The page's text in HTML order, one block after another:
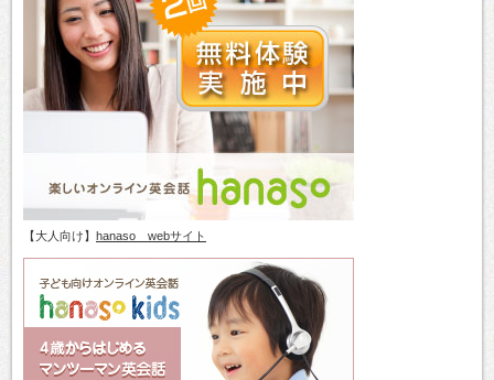
【大人向け】 hanaso webサイト